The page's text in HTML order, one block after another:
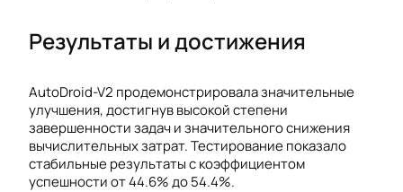
Результаты и достижения
AutoDroid-V2 продемонстрировала значительные
улучшения, достигнув высокой степени
завершенности задач и значительного снижения
вычислительных затрат. Тестирование показало
стабильные результаты с коэффициентом
успешности от 44.6% до 54.4%.